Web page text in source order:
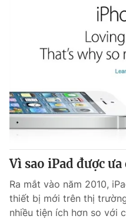
Vì sao iPad được
Ra mắt vào năm 2010,
thiết bị mới trên thị
nhiều tiện ích hơn so với